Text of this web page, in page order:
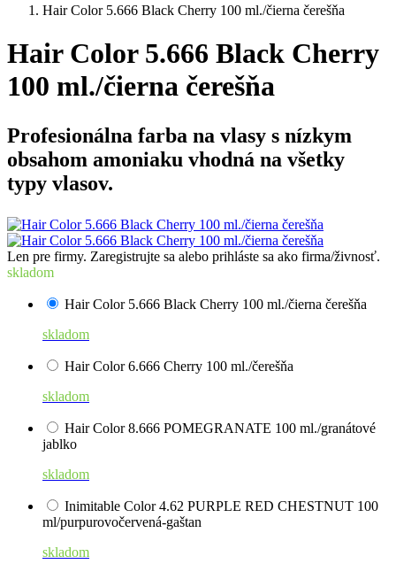
Hair Color 5.666 Black Cherry 100 ml./čierna čerešňa
Hair Color 5.666 Black Cherry
100 ml./čierna čerešňa
Profesionálna farba na vlasy s nízkym
obsahom amoniaku vhodná na všetky
typy vlasov.
Len pre firmy. Zaregistrujte sa alebo prihláste sa ako firma/živnosť.
skladom
Hair Color 5.666 Black Cherry 100 ml./čierna čerešňa
skladom
Hair Color 6.666 Cherry 100 ml./čerešňa
skladom
Hair Color 8.666 POMEGRANATE 100 ml./granátové
jablko
skladom
Inimitable Color 4.62 PURPLE RED CHESTNUT 100
ml/purpurovočervená-gaštan
skladom